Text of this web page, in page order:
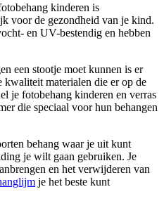
kinderen is
voor de gezondheid van je kind.
en UV-bestendig en hebben
een stootje moet kunnen is er
kwaliteit materialen die er op de
je fotobehang kinderen en verras
die speciaal voor hun behangen
behang waar je uit kunt
je wilt gaan gebruiken. Je
en het verwijderen van
je het beste kunt